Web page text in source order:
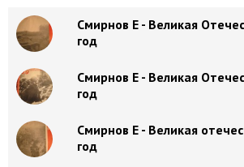
Смирнов Е - Великая
год
Смирнов Е - Великая
год
Смирнов Е - Великая
год